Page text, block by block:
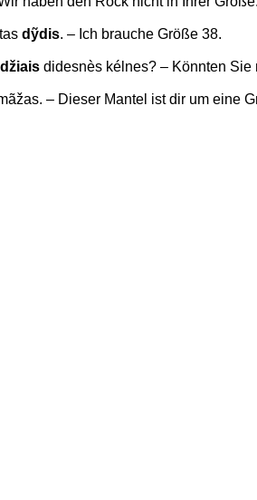
dỹdis. – Ich brauche Größe 38.
didesnès kélnes? – Könnten
– Dieser Mantel ist dir um eine